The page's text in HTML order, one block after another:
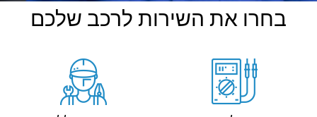
בחרו את השירות לרכב שלכם